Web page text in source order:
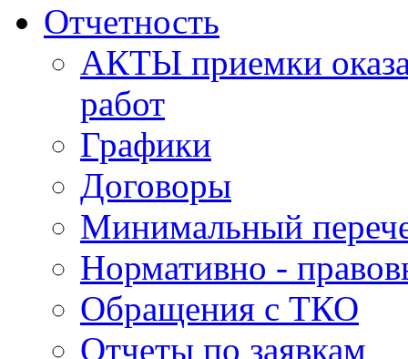
Отчетность
АКТЫ приемки
работ
Графики
Договоры
Минимальный
Нормативно -
Обращения с ТКО
Отчеты по заявкам